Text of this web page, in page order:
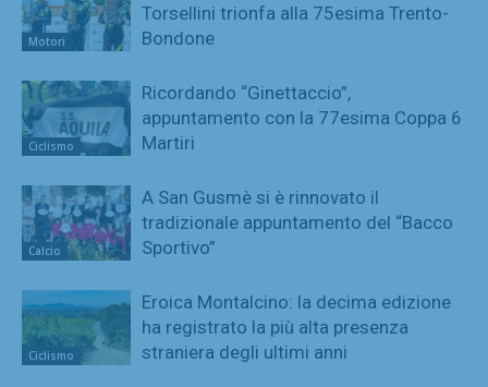
Motori
Torsellini trionfa alla 75esima Trento-
Bondone
Ciclismo
Ricordando “Ginettaccio”,
appuntamento con la 77esima Coppa 6
Martiri
Calcio
A San Gusmè si è rinnovato il
tradizionale appuntamento del “Bacco
Sportivo”
Ciclismo
Eroica Montalcino: la decima edizione
ha registrato la più alta presenza
straniera degli ultimi anni